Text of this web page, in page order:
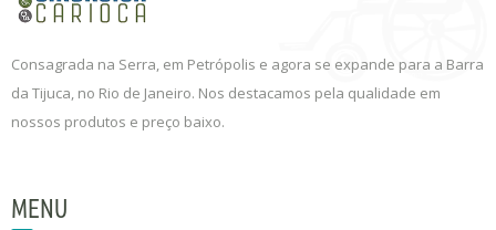
Consagrada na Serra, em Petrópolis e agora se expande para a Barra
da Tijuca, no Rio de Janeiro. Nos destacamos pela qualidade em
nossos produtos e preço baixo.
MENU